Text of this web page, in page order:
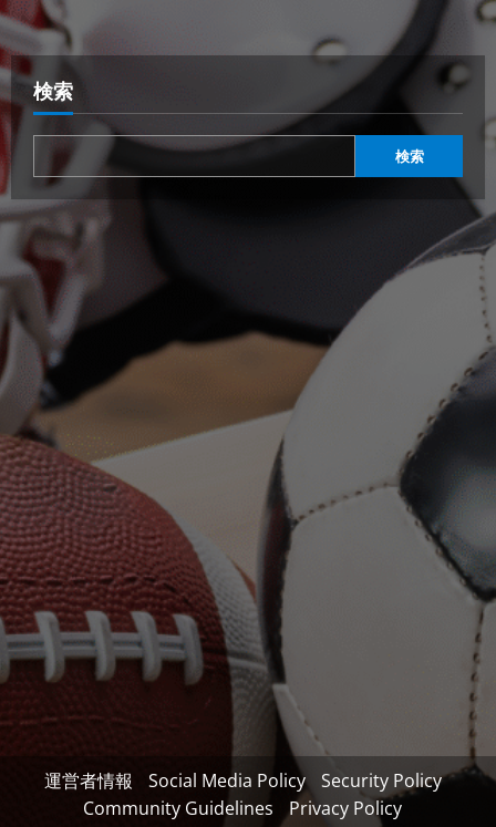
検索
検索
運営者情報 Social Media Policy
Security Policy
Community Guidelines
Privacy Policy